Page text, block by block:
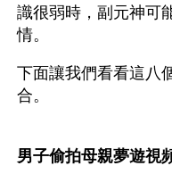
識很弱時，副元神可
情。
下面讓我們看看這八
合。
男子偷拍母親夢遊視